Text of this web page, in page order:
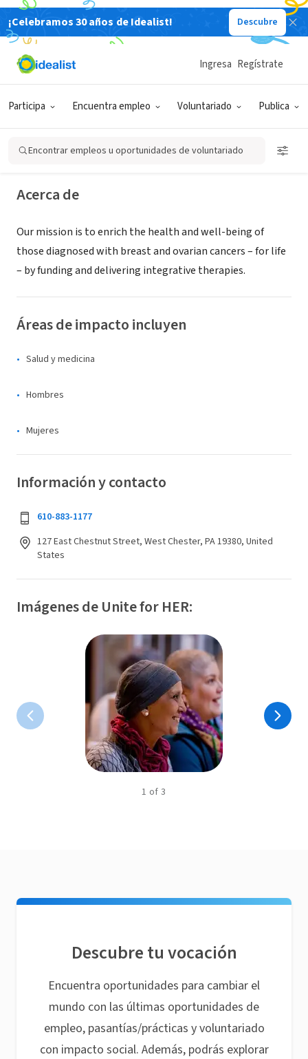
¡Celebramos 30 años de Idealist! Descubre
Participa Encuentra empleo Voluntariado Publica
Ingresa Regístrate
Encontrar empleos u oportunidades de voluntariado
Unite for HER
West Chester, PA www.uniteforher.org
Acerca de
Our mission is to enrich the health and well-being of
those diagnosed with breast and ovarian cancers – for life
– by funding and delivering integrative therapies.
Áreas de impacto incluyen
Salud y medicina
Hombres
Mujeres
Información y contacto
610-883-1177
127 East Chestnut Street, West Chester, PA 19380, United
States
Imágenes de Unite for HER:
1 of3
Descubre tu vocación
Encuentra oportunidades para cambiar el
mundo con las últimas oportunidades de
empleo, pasantías/prácticas y voluntariado
con impacto social. Además, podrás explorar